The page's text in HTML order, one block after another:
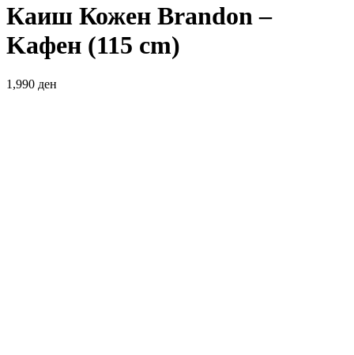
Каиш Кожен Brandon –
Kафен (115 cm)
1,990 ден